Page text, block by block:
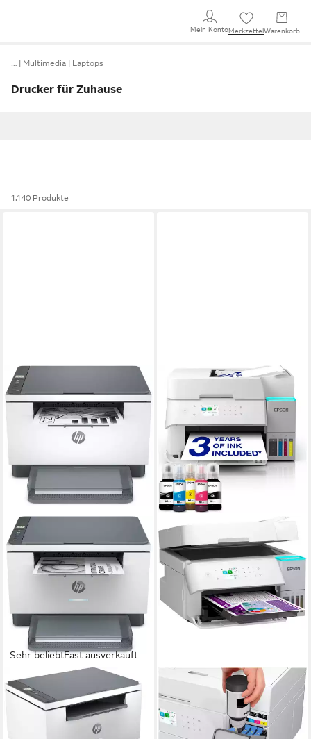
Mein KontoMerkzettel Warenkorb
… Multimedia Laptops
Drucker für Zuhause
1.140 Produkte
Sehr beliebtFast ausverkauft
HP
LaserJet MFP M234dw
Multifunktionsdrucker
Auflösung s/w Druck
EPSON
EcoTank ET-3956
Multifunktionsdrucker
4800 x 1200 dpi Auflösung s/w Druck